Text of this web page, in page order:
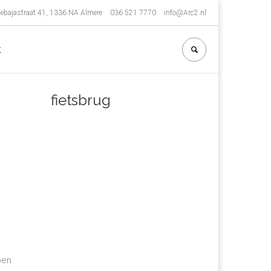
41, 1336 NA Almere 036 521 7770 info@Arc2.nl
fietsbrug